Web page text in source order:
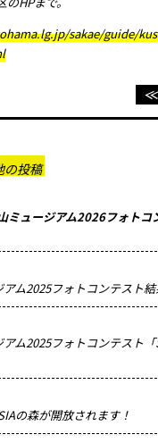
メッセージ
sakae/guide/
＜＜
の投稿
ミュージアム2026フォトコ
ム2025フォトコンテスト結
ム2025フォトコンテスト
の森が開放されます！